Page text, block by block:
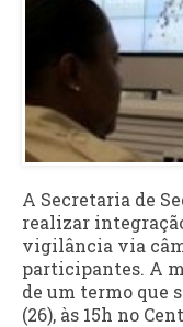
A Secretaria de
realizar
vigilância via
participantes. A
de um termo que
(26), às 15h no